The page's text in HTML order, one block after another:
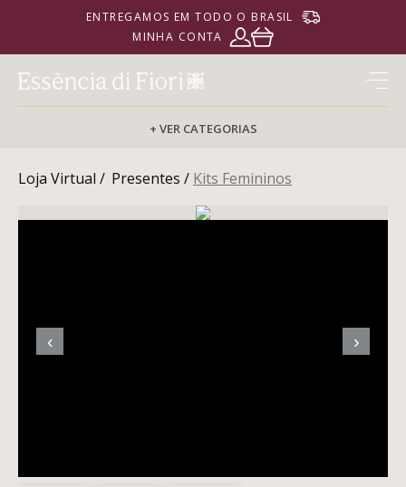
ENTREGAMOS EM TODO O BRASIL
MINHA CONTA
+ VER CATEGORIAS
PERFUMARIA
Loja Virtual / Presentes / Kits Femininos
‹ ›